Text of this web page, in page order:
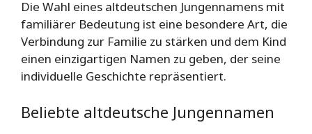
Die Wahl eines altdeutschen Jungennamens mit
familiärer Bedeutung ist eine besondere Art, die
Verbindung zur Familie zu stärken und dem Kind
einen einzigartigen Namen zu geben, der seine
individuelle Geschichte repräsentiert.
Beliebte altdeutsche Jungennamen